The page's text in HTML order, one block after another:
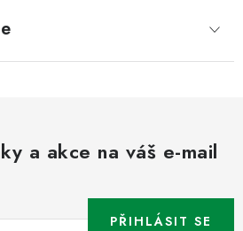
a akce na váš e-mail
PŘIHLÁSIT SE